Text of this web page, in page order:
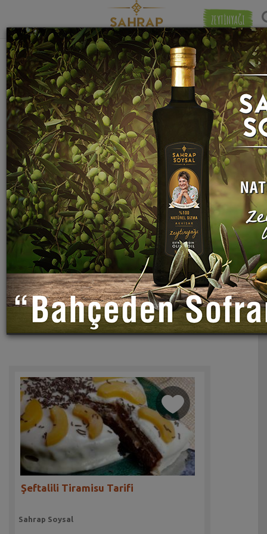
ZEYTİNYAĞI
"neskafe" etiketiyle eşleşen (14) tarif
bulundu.
Eşleşmeye
Şeftalili Tiramisu Tarifi
Sahrap Soysal